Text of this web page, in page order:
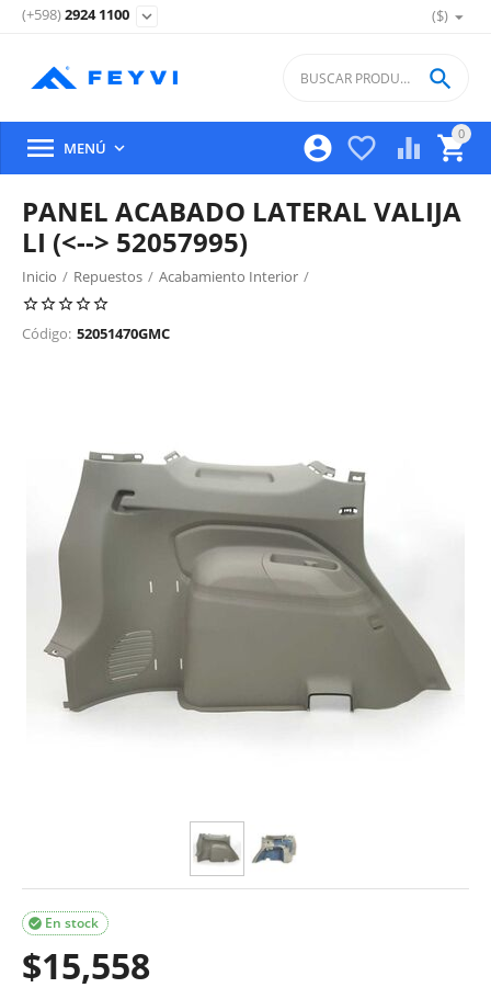
($)
(+598)2924 1100 expand_more
0

 


 MENÚ 
PANEL ACABADO LATERAL VALIJA
LI (<--> 52057995)
Inicio / Repuestos / Acabamiento Interior /
Acabado Lateral, Zocalo Y Valija
Código: 52051470GMC
En stock

$15,558